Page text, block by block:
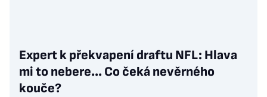
Expert k překvapení draftu NFL: Hlava
mi to nebere... Co čeká nevěrného
kouče?